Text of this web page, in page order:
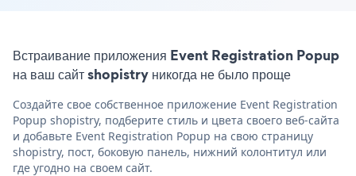
Встраивание приложения Event Registration Popup
на ваш сайт shopistry никогда не было проще
Создайте свое собственное приложение Event Registration
Popup shopistry, подберите стиль и цвета своего веб-сайта
и добавьте Event Registration Popup на свою страницу
shopistry, пост, боковую панель, нижний колонтитул или
где угодно на своем сайт.